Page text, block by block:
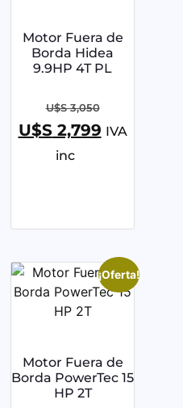
Motor Fuera de
Borda Hidea
9.9HP 4T PL
U$S3,050
U$S2,799 IVA
inc
¡Oferta!
Motor Fuera de
Borda PowerTec 15
HP 2T